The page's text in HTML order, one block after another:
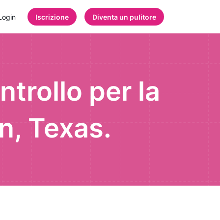
Iscrizione Diventa un pulitore
per la
Texas.